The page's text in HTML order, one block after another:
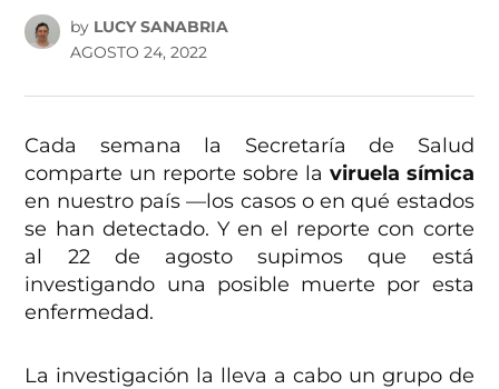
by LUCY SANABRIA
AGOSTO 24, 2022
Cada semana la Secretaría de Salud
comparte un reporte sobre la viruela símica
en nuestro país —los casos o en qué estados
se han detectado. Y en el reporte con corte
al 22 de agosto supimos que está
investigando una posible muerte por esta
enfermedad.
La investigación la lleva a cabo un grupo de